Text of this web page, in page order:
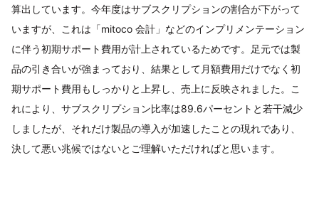
算出しています。今年度はサブスクリプションの割合が下がって
いますが、これは「mitoco 会計」などのインプリメンテーション
に伴う初期サポート費用が計上されているためです。足元では製
品の引き合いが強まっており、結果として月額費用だけでなく初
期サポート費用もしっかりと上昇し、売上に反映されました。こ
れにより、サブスクリプション比率は89.6パーセントと若干減少
しましたが、それだけ製品の導入が加速したことの現れであり、
決して悪い兆候ではないとご理解いただければと思います。